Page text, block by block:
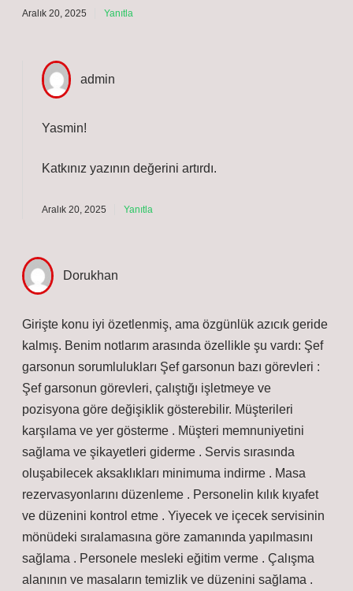
Aralık 20, 2025 Yanıtla
Yasmin!
Katkınız yazının değerini artırdı.
Aralık 20, 2025 Yanıtla
Girişte konu iyi özetlenmiş, ama özgünlük azıcık geride
kalmış. Benim notlarım arasında özellikle şu vardı: Şef
garsonun sorumlulukları Şef garsonun bazı görevleri :
Şef garsonun görevleri, çalıştığı işletmeye ve
pozisyona göre değişiklik gösterebilir. Müşterileri
karşılama ve yer gösterme . Müşteri memnuniyetini
sağlama ve şikayetleri giderme . Servis sırasında
oluşabilecek aksaklıkları minimuma indirme . Masa
rezervasyonlarını düzenleme . Personelin kılık kıyafet
ve düzenini kontrol etme . Yiyecek ve içecek servisinin
mönüdeki sıralamasına göre zamanında yapılmasını
sağlama . Personele mesleki eğitim verme . Çalışma
alanının ve masaların temizlik ve düzenini sağlama .